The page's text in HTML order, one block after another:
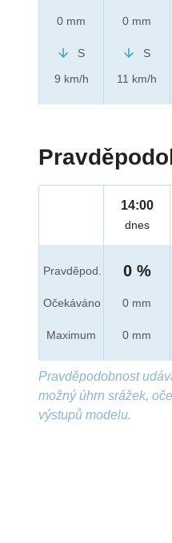
0 mm
S
9 km/h
0 mm
S
11 km/h
Pravděpod.
Očekáváno
Maximum
14:00
dnes
0 %
0 mm
0 mm
Pravděpodobnost
možný úhrn srážek,
výstupů modelu.